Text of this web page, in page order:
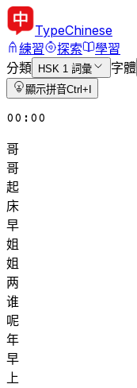
TypeChinese
練習
探索
學習
分類
HSK 1 詞彙 字體
顯示拼音Ctrl+I
00:00
哥
哥
起
床
早
姐
姐
两
谁
呢
年
早
上